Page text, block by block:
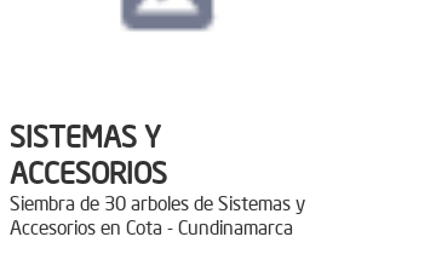
SISTEMAS Y
ACCESORIOS
Siembra de 30 arboles de Sistemas y
Accesorios en Cota - Cundinamarca